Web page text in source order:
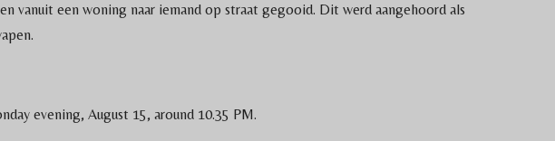
vanuit een woning naar iemand op straat gegooid. Dit werd aangehoord als
evening, August 15, around 10.35 PM.